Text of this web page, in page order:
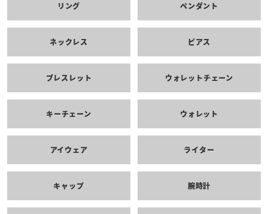
リング ペンダント
ネックレス ピアス
ブレスレット ウォレットチェーン
キーチェーン ウォレット
アイウェア ライター
キャップ 腕時計